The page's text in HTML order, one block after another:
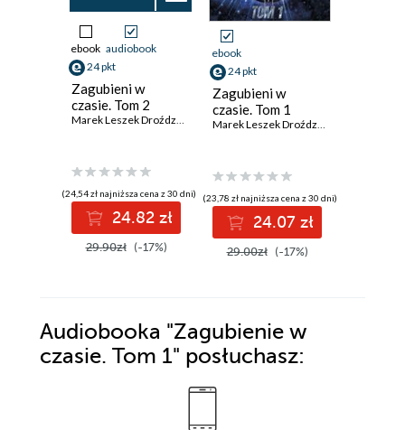
ebook audiobook
24 pkt
Zagubieni w
czasie. Tom 2
Marek Leszek Droździewicz
(24,54 zł najniższa cena z 30 dni)
24.82 zł
29.90zł (-17%)
ebook
24 pkt
Zagubieni w
czasie. Tom 1
Marek Leszek Droździewicz
(23,78 zł najniższa cena z 30 dni)
24.07 zł
29.00zł (-17%)
Audiobooka "Zagubienie w
czasie. Tom 1" posłuchasz: